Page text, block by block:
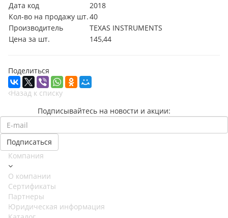
Дата код
2018
Кол-во на продажу шт.40
Производитель
TEXAS INSTRUMENTS
Цена за шт.
145,44
Поделиться
Назад к списку
Подписывайтесь на новости и акции:
Компания
О компании
Сертификаты
Партнеры
Юридическая информация